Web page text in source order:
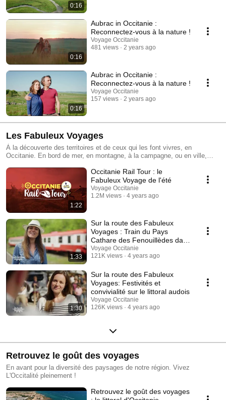
0:16
0:16
Aubrac in Occitanie :
Reconnectez-vous à la nature !
Voyage Occitanie
481 views
2 years ago
0:16
Aubrac in Occitanie :
Reconnectez-vous à la nature !
Voyage Occitanie
157 views
2 years ago
Les Fabuleux Voyages
À la découverte des territoires et de ceux qui les font vivres, en
Occitanie. En bord de mer, en montagne, à la campagne, ou en ville,
rencontre de ceux qui y vivent et façonnent cette région où le sens de
l’hospitalité et de la convivialité prennent une dimension toute
particulière. Avec son exceptionnelle richesse culturelle et naturelle, des
activités de pleine nature à foison, la destination Occitanie Sud de
France est une invitation permanente au voyage. En savoir plus :
https://www.tourisme-occitanie.com/destinations/fabuleux-voyages/en-
train/
1:22
Occitanie Rail Tour : le
Fabuleux Voyage de l'été
Voyage Occitanie
1.2M views
4 years ago
1:33
Sur la route des Fabuleux
Voyages : Train du Pays
Cathare des Fenouillèdes dans
l’Aude
Voyage Occitanie
121K views
4 years ago
1:30
Sur la route des Fabuleux
Voyages: Festivités et
convivialité sur le littoral audois
Voyage Occitanie
126K views
4 years ago
Retrouvez le goût des voyages
En avant pour la diversité des paysages de notre région. Vivez
L'Occitalité pleinement !
Retrouvez le goût des voyages